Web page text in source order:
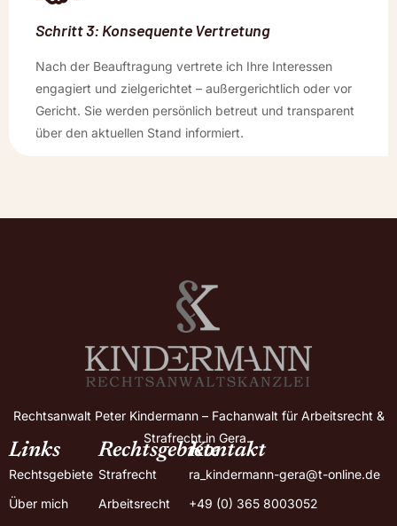
Schritt 3: Konsequente Vertretung
Nach der Beauftragung vertrete ich Ihre Interessen
engagiert und zielgerichtet – außergerichtlich oder vor
Gericht. Sie werden persönlich betreut und transparent
über den aktuellen Stand informiert.
Rechtsanwalt Peter Kindermann – Fachanwalt für Arbeitsrecht &
Strafrecht in Gera.
Links
Rechtsgebiete
Über mich
Rechtsgebiete
Strafrecht
Arbeitsrecht
Kontakt
ra_kindermann-gera@t-online.de
+49 (0) 365 8003052